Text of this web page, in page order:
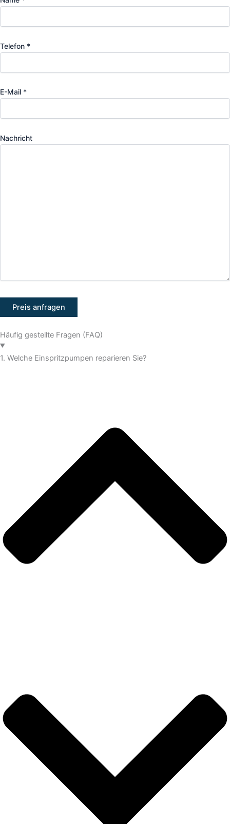
Telefon *
E-Mail *
Nachricht
Häufig gestellte Fragen (FAQ)
1. Welche Einspritzpumpen reparieren Sie?